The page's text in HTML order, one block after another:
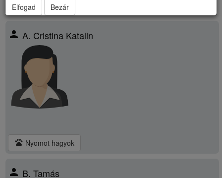
person A. Cristina Katalin
pets Nyomot hagyok
person B. Tamás
Elfogad Bezár